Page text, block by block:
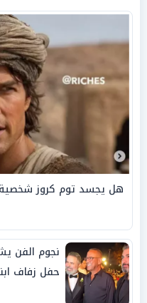
هل يجسد توم كروز شخصية
نجوم الفن
حفل زفاف